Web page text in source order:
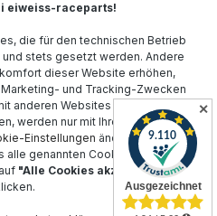
eiweiss-raceparts!
die für den technischen Betrieb
stets gesetzt werden. Andere
dieser Website erhöhen,
und Tracking-Zwecken
anderen Websites und sozialen
werden nur mit Ihrer Zustimmung
Einstellungen ändern oder Ihr
alle genannten Cookies gesetzt
"Alle Cookies akzeptieren"
✕